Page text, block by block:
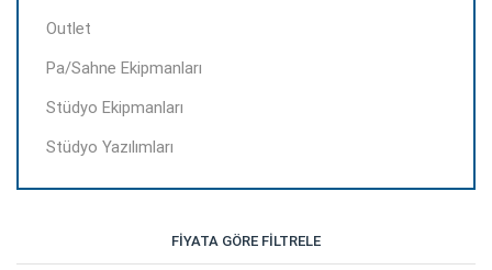
Outlet
Pa/Sahne Ekipmanları
Stüdyo Ekipmanları
Stüdyo Yazılımları
FIYATA GÖRE FILTRELE